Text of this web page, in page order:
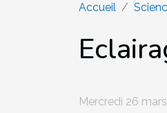
Accueil
Mercredi 26